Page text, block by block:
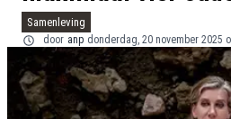
Samenleving
door anp donderdag, 20 november 2025